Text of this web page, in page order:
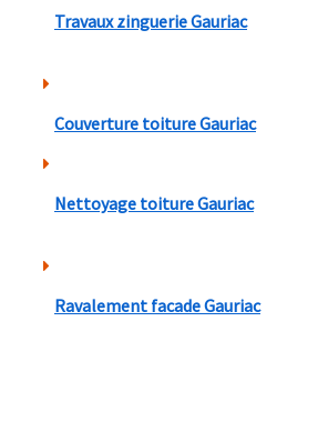
Travaux zinguerie Gauriac
Couverture toiture Gauriac
Nettoyage toiture Gauriac
Ravalement facade Gauriac